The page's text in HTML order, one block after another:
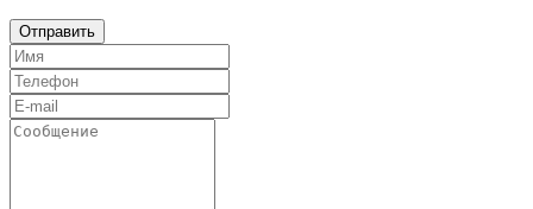
Отправить